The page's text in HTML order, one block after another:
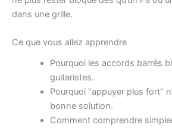
dans une grille.
Ce que vous allez apprendre
Pourquoi les accords barrés
guitaristes.
Pourquoi “appuyer plus fort”
bonne solution.
Comment comprendre